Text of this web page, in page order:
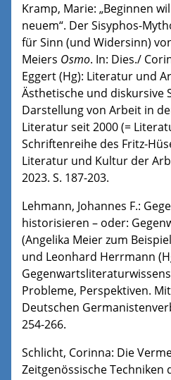
Kramp, Marie: „Beginnen
neuem“. Der Sisyphos-
für Sinn (und Widersinn)
Meiers Osmo. In: Dies./
Eggert (Hg): Literatur und
Ästhetische und diskursive
Darstellung von Arbeit in
Literatur seit 2000 (=
Schriftenreihe des Fritz-
Literatur und Kultur der
2023. S. 187-203.
Lehmann, Johannes F.:
historisieren – oder:
(Angelika Meier zum
und Leonhard Herrmann
Probleme, Perspektiven.
Deutschen
254-266.
Schlicht, Corinna: Die
Zeitgenössische Techniken